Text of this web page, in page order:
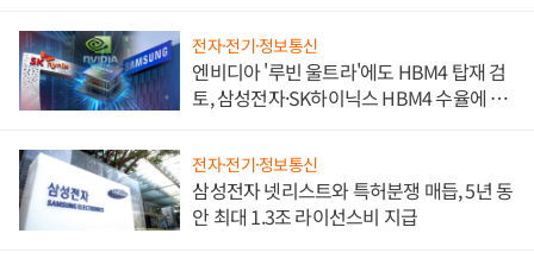
전자·전기·정보통신
엔비디아 '루빈 울트라'에도 HBM4 탑재 검
토, 삼성전자·SK하이닉스 HBM4 수율에 주
전자·전기·정보통신
삼성전자 넷리스트와 특허분쟁 매듭, 5년 동
안 최대 1.3조 라이선스비 지급